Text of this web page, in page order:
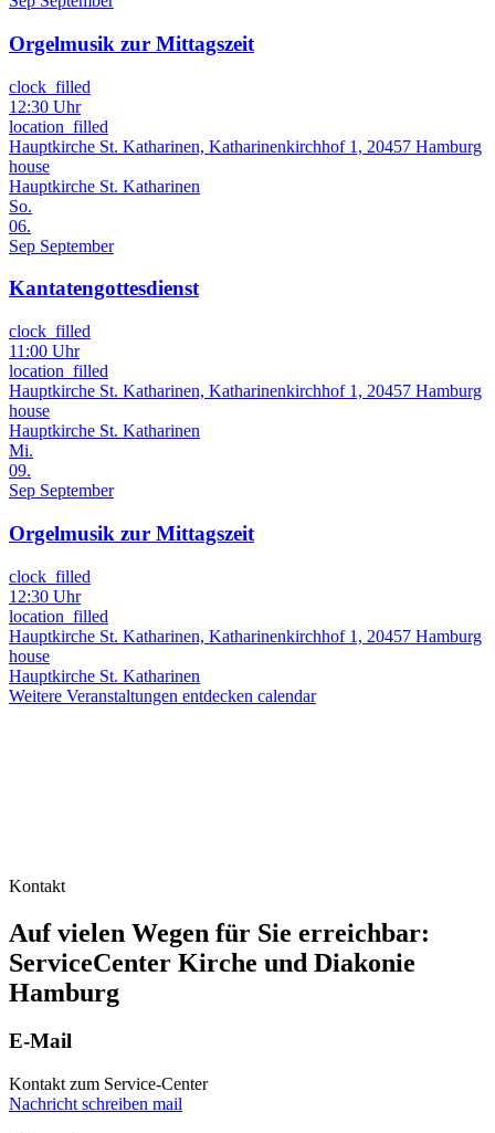
Orgelmusik zur Mittagszeit
clock_filled
12:30 Uhr
location_filled
Hauptkirche St. Katharinen, Katharinenkirchhof 1, 20457 Hamburg
house
Hauptkirche St. Katharinen
So.
06.
Sep September
Kantatengottesdienst
clock_filled
11:00 Uhr
location_filled
Hauptkirche St. Katharinen, Katharinenkirchhof 1, 20457 Hamburg
house
Hauptkirche St. Katharinen
Mi.
09.
Sep September
Orgelmusik zur Mittagszeit
clock_filled
12:30 Uhr
location_filled
Hauptkirche St. Katharinen, Katharinenkirchhof 1, 20457 Hamburg
house
Hauptkirche St. Katharinen
Weitere Veranstaltungen entdecken calendar
Kontakt
Auf vielen Wegen für Sie erreichbar:
ServiceCenter Kirche und Diakonie
Hamburg
E-Mail
Kontakt zum Service-Center
Nachricht schreiben mail